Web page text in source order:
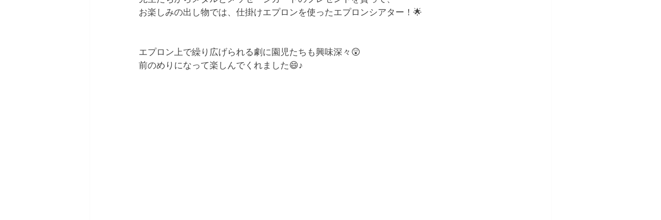
お楽しみの出し物では、仕掛けエプロンを使ったエプロンシアター！🌟
エプロン上で繰り広げられる劇に園児たちも興味深々😲
前のめりになって楽しんでくれました😄♪